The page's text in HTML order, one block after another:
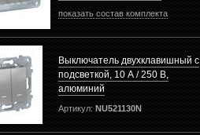
показать состав комплекта
Выключатель двухклавишный с
подсветкой, 10 А / 250 В,
алюминий
Артикул: NU521130N